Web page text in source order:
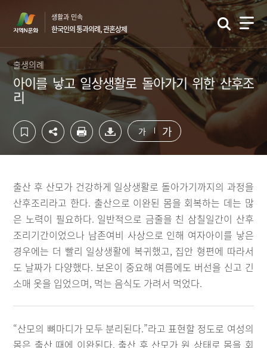
영
역
역
바
생활과 민속
한국인의 통과의례, 관혼상제
출생의례
아이를 낳고 일상생활로 돌아가기 위한 산후조
리
가 가
출산 후 산모가 건강하게 일상생활로 돌아가기까지의 과정을
산후조리라고 한다. 출산으로 이완된 몸을 회복하는 데는 많
은 노력이 필요하다. 일반적으로 금줄을 친 삼칠일간이 산후
조리기간이었으나 남존여비 사상으로 인해 여자아이를 낳은
경우에는 더 빨리 일상생활에 복귀했고, 집안 형편에 따라서
도 날짜가 다양했다. 보온이 중요해 여름에도 버선을 신고 긴
소매 옷을 입었으며, 먹는 음식도 가려서 먹었다.
“산모의 뼈마디가 모두 분리된다.”라고 표현할 정도로 여성의
몸은 출산 때에 이완된다. 출산 후 산모가 원 상태로 몸을 회